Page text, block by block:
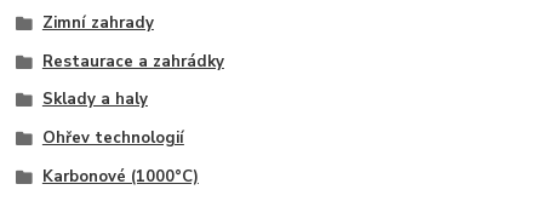
Zimní zahrady
Restaurace a zahrádky
Sklady a haly
Ohřev technologií
Karbonové (1000°C)